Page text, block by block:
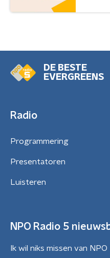
DE BESTE
EVERGREENS
Radio
Programmering
Presentatoren
Luisteren
NPO Radio 5
Ik wil niks missen van NPO